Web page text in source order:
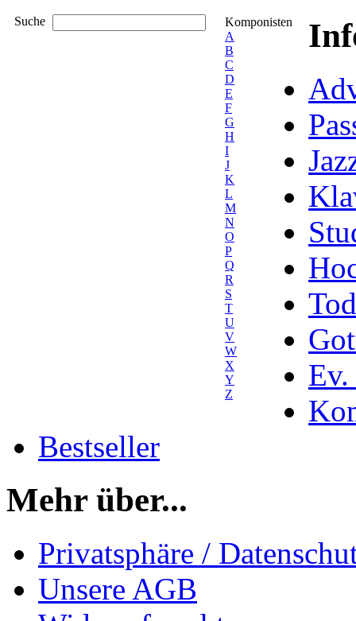
Suche
Komponisten
A
B
C
D
E
F
G
H
I
J
K
L
M
N
O
P
Q
R
S
T
U
V
W
X
Y
Z
Ev.
Bestseller
Mehr über...
Privatsphäre /
Unsere AGB